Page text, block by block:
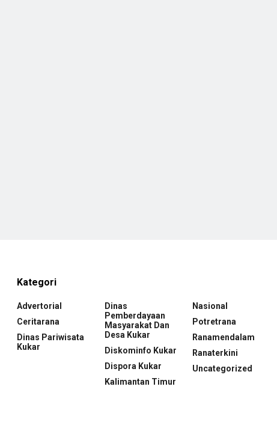
Kategori
Advertorial
Ceritarana
Dinas Pariwisata
Kukar
Dinas
Pemberdayaan
Masyarakat Dan
Desa Kukar
Diskominfo Kukar
Dispora Kukar
Kalimantan Timur
Nasional
Potretrana
Ranamendalam
Ranaterkini
Uncategorized